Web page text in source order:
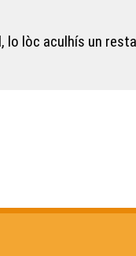
lo lòc aculhís un